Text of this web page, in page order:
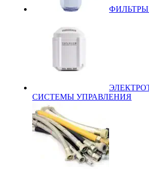
СИСТЕМЫ УПРАВЛЕНИЯ